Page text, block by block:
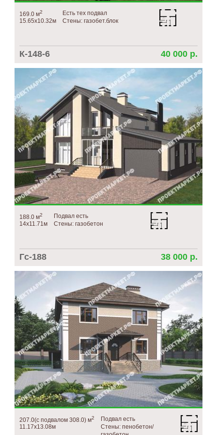
О компании
Контакты
169.0 м2
15.65х10.32м
Есть тех подвал
Стены: газобет.блок
К-148-6 40 000 р.
188.0 м2
14х11.71м
Подвал есть
Стены: газобетон
Гс-188 38 000 р.
207.0(с подвалом 308.0) м2
11.17х13.08м
Подвал есть
Стены: пенобетон/